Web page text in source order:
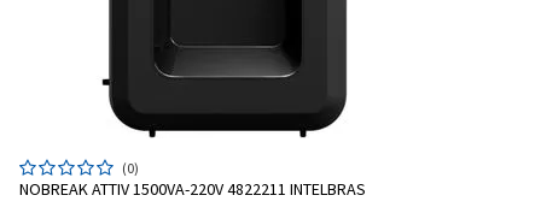
(0)
NOBREAK ATTIV 1500VA-220V 4822211 INTELBRAS